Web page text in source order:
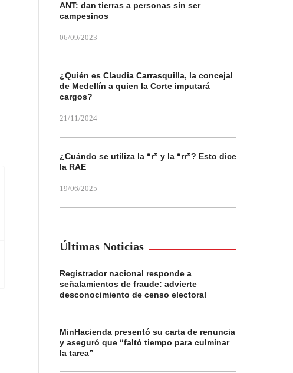
ANT: dan tierras a personas sin ser
campesinos
06/09/2023
¿Quién es Claudia Carrasquilla, la concejal
de Medellín a quien la Corte imputará
cargos?
21/11/2024
¿Cuándo se utiliza la “r” y la “rr”? Esto dice
la RAE
19/06/2025
Últimas Noticias
Registrador nacional responde a
señalamientos de fraude: advierte
desconocimiento de censo electoral
MinHacienda presentó su carta de renuncia
y aseguró que “faltó tiempo para culminar
la tarea”